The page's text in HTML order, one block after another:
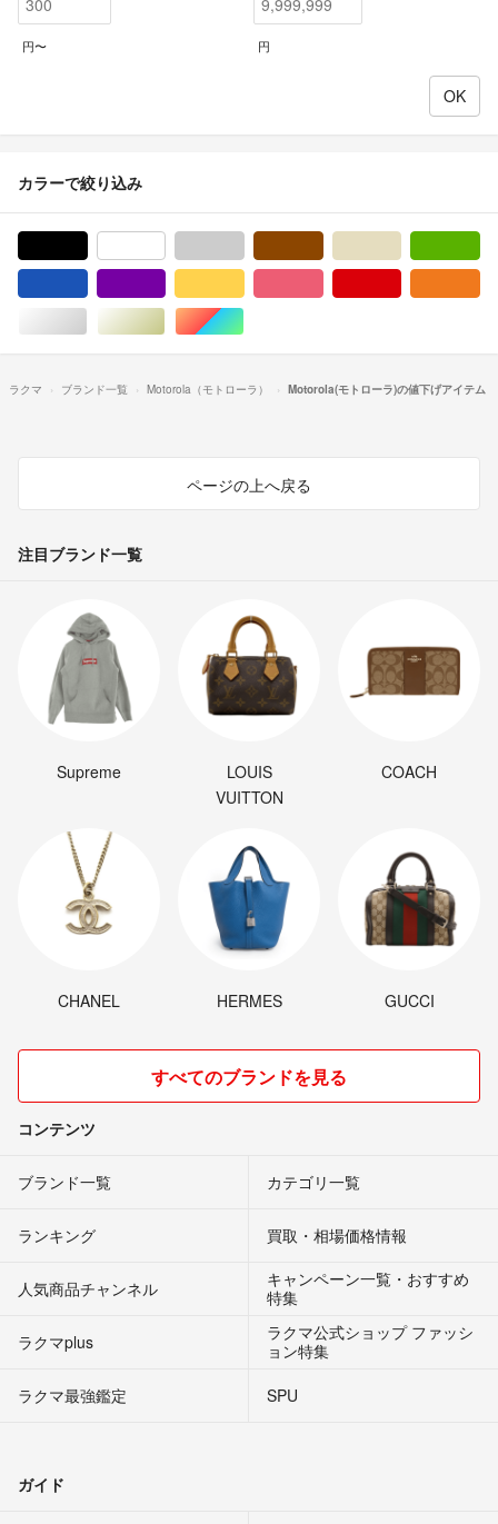
円〜 円
カラーで絞り込み
シルバー/銀色系ゴールド/金色系マルチカラー
ラクマ ブランド一覧 Motorola（モトローラ） Motorola(モトローラ)の値下げアイテム
ページの上へ戻る
注目ブランド一覧
Supreme
LOUIS
VUITTON
COACH
CHANEL HERMES GUCCI
すべてのブランドを見る
コンテンツ
ブランド一覧 カテゴリ一覧
ランキング 買取・相場価格情報
人気商品チャンネル
キャンペーン一覧・おすすめ
特集
ラクマplus
ラクマ公式ショップ ファッシ
ョン特集
ラクマ最強鑑定
SPU
ガイド